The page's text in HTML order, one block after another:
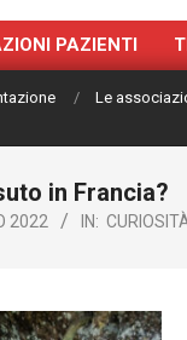
PAZIENTI
Le
in Francia?
2022 IN: